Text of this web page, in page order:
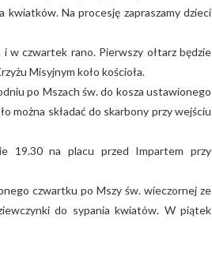
kwiatków. Na procesję zapraszamy dzieci
w czwartek rano. Pierwszy ołtarz będzie
Misyjnym koło kościoła.
po Mszach św. do kosza ustawionego
można składać do skarbony przy wejściu
19.30 na placu przed Impartem przy
czwartku po Mszy św. wieczornej ze
do sypania kwiatów. W piątek